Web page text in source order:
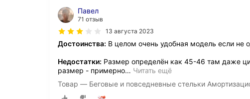
Павел
71 отзыв
13 августа 2023
Достоинства: В целом очень удобная модель если не
Недостатки: Размер определён как 45-46 там даже
размер - примерно… Читать ещё
Товар — Беговые и повседневные стельки